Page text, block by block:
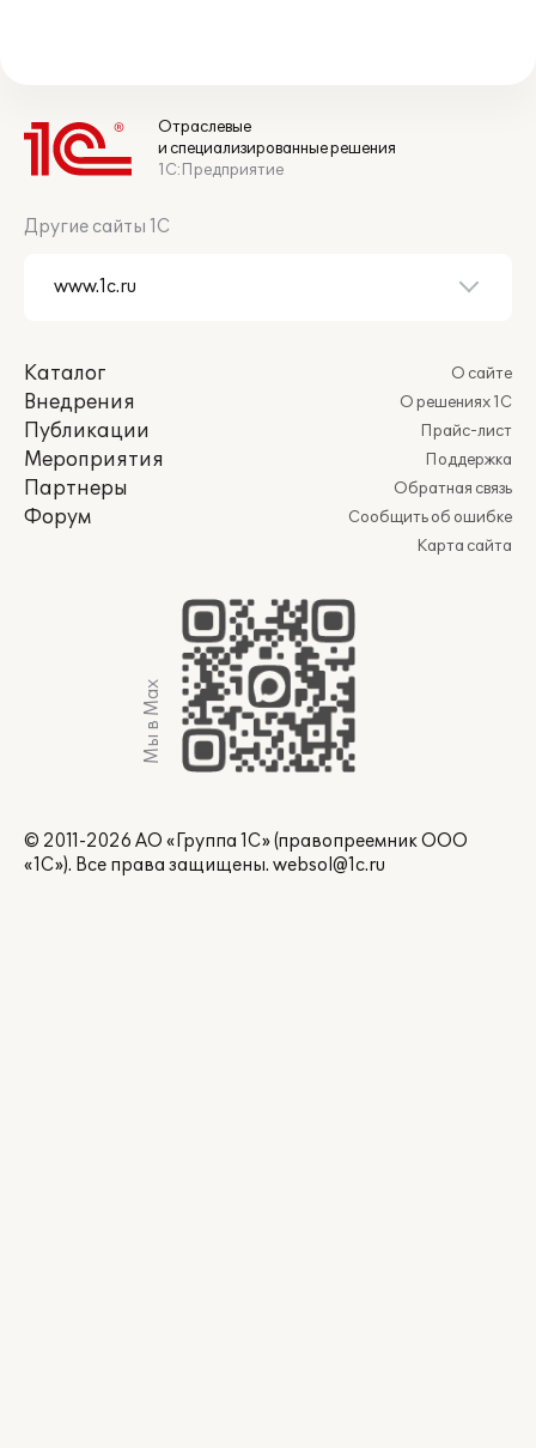
Отраслевые
и специализированные решения
1С:Предприятие
Другие сайты 1С
Каталог
Внедрения
Публикации
Мероприятия
Партнеры
Форум
О сайте
О решениях 1С
Прайс-лист
Поддержка
Обратная связь
Сообщить об ошибке
Карта сайта
Мы в Max
© 2011-2026 АО «Группа 1С» (правопреемник ООО
«1С»). Все права защищены. websol@1c.ru